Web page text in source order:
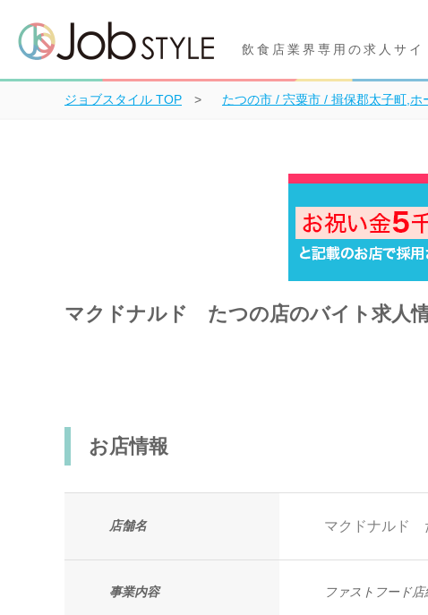
飲食店業界専用の求人サイ
ジョブスタイル TOP たつの市 / 宍粟市 / 揖保郡太子町,
マクドナルド たつの店のバイト求人
お店情報
店舗名 マクドナルド
事業内容 ファストフード店